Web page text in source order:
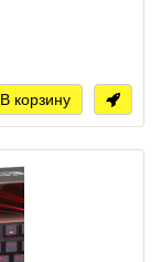
В корзину